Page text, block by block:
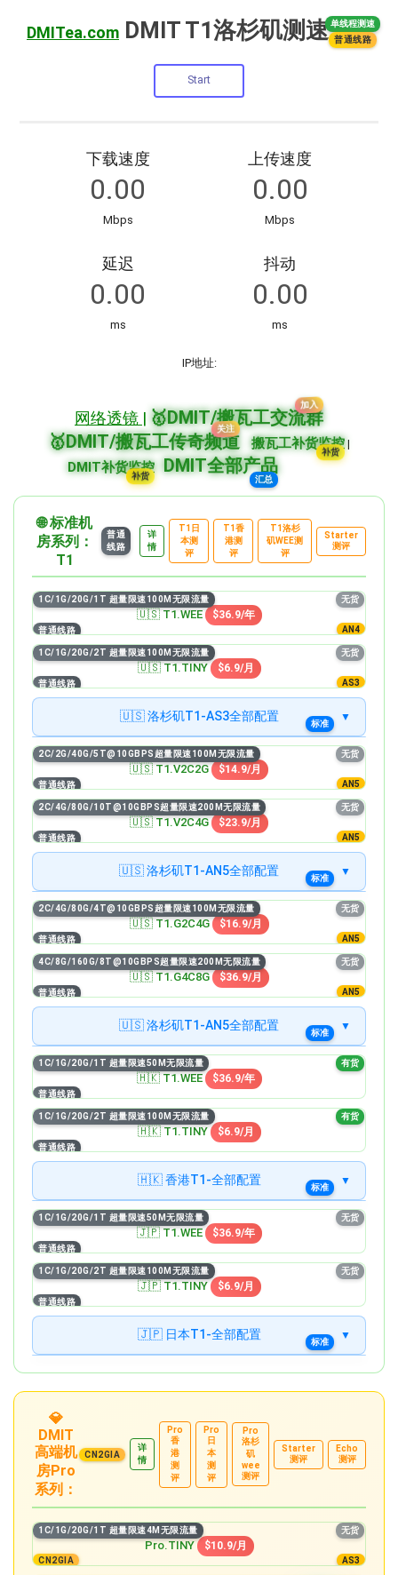
DMITea.com DMIT T1洛杉矶测速单线程测速
普通线路
下载速度
Mbps
上传速度
Mbps
延迟
ms
抖动
ms
IP地址:
网络透镜 | 🥇DMIT/搬瓦工交流群
加入
🥇DMIT/搬瓦工传奇频道
关注
搬瓦工补货监控
补货
|
DMIT补货监控
补货
DMIT全部产品
汇总
🌐 标准机
房系列：
T1
普通
线路
详
情
T1日
本测
评
T1香
港测
评
T1洛杉
矶WEE测
评
Starter
测评
🇺🇸 T1.WEE $36.9/年
AN4
1C/1G/20G/1T 超量限速100M无限流量
普通线路
无货
🇺🇸 T1.TINY $6.9/月
AS3
1C/1G/20G/2T 超量限速100M无限流量
普通线路
无货
🇺🇸 洛杉矶T1-AS3全部配置
标准
WEE $36.9/年
1C/1G/20G/1T 超量限速100M无限流量 无货
TINY $6.9/月
1C/1G/20G/2T 超量限速100M无限流量 无货
STARTER $12.9/月
1C/2G/40G/4T 超量限速200M无限流量 无货
MINI $21.9/月
MICRO
4C/4G/80G/16T 超量限速500M无限流量 无货
🇺🇸 T1.V2C2G $14.9/月
AN5
2C/2G/40G/5T@10GBPS超量限速100M无限流量
普通线路
无货
🇺🇸 T1.V2C4G $23.9/月
AN5
2C/4G/80G/10T@10GBPS超量限速200M无限流量
普通线路
无货
🇺🇸 洛杉矶T1-AN5全部配置
标准
V2C2G $14.9/年
2C/2G/40G/5T@10GBPS超量限速100M无限流量 无货
V2C4G $23.9/月
2C/4G/80G/10T@10GBPS超量限速200M无限流量 无货
V4C4G $36.9/月
4C/4G/120G/20T@10GBPS超量限速200M无限流量 无货
V4C8G $52.9/月
V8C16G
8C/16G/240G/80T@10GBPS超量限速500M无限流量
V12C24G $199.9/月
12C/24G/320G/160T@10GBPS超量限速500M无限流量
🇺🇸 T1.G2C4G $16.9/月
AN5
2C/4G/80G/4T@10GBPS超量限速100M无限流量
普通线路
无货
🇺🇸 T1.G4C8G $36.9/月
AN5
4C/8G/160G/8T@10GBPS超量限速200M无限流量
普通线路
无货
🇺🇸 洛杉矶T1-AN5全部配置
标准
G2C4G $16.9/年
2C/4G/80G/4T@10GBPS超量限速100M无限流量 无货
V2C4G $36.9/月
4C/8G/160G/8T@10GBPS超量限速200M无限流量 无货
G8C16G $79.9/月
8C/16G/320G/12T@10GBPS超量限速200M无限流量
G12C24G $119.9/月
G16C32G
16C/32G/640G/32T@10GBPS超量限速200M无限流量
🇭🇰 T1.WEE $36.9/年
1C/1G/20G/1T 超量限速50M无限流量
普通线路
有货
🇭🇰 T1.TINY $6.9/月
1C/1G/20G/2T 超量限速100M无限流量
普通线路
有货
🇭🇰 香港T1-全部配置
标准
WEE $36.9/年
1C/1G/20G/1T 超量限速50M无限流量 有货
TINY $6.9/月
1C/1G/20G/2T 超量限速100M无限流量 有货
STARTER $12.9/月
1C/2G/40G/4T 超量限速100M无限流量
MEDIUM $49.9/月
4C/8G/160G/32T 超量限速200M无限流量 有货
LARGE $99.9/月
8C/16G/320G/64T 超量限速500M无限流量
GIANT $199.9/月
8C/24G/640G/128T 超量限速1GBPS无限流量 有货
🇯🇵 T1.WEE $36.9/年
1C/1G/20G/1T 超量限速50M无限流量
普通线路
无货
🇯🇵 T1.TINY $6.9/月
1C/1G/20G/2T 超量限速100M无限流量
普通线路
无货
🇯🇵 日本T1-全部配置
标准
TINY $6.9/月
1C/1G/20G/2T 超量限速100M无限流量
STARTER $12.9/月
1C/2G/40G/4T 超量限速100M无限流量 无货
MINI $21.9/月
2C/2G/60G/8T 超量限速100M无限流量
MICRO $32.9/月
4C/4G/80G/16T 超量限速200M无限流量
💎
DMIT
高端机
房Pro
系列：
CN2GIA
详
情
Pro
香
港
测
评
Pro
日
本
测
评
Pro
洛杉
矶
wee
测评
Starter
测评
Echo
测评
Pro.TINY $10.9/月
AS3
1C/1G/20G/1T 超量限速4M无限流量
CN2GIA
无货